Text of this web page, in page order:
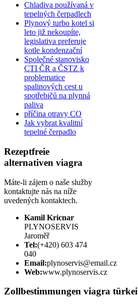
Chladiva používaná v
tepelných čerpadlech
Plynový turbo kotel si
leto již nekoupíte,
legislativa preferuje
kotle kondenzační
Společné stanovisko
CTI ČR a ČSTZ k
problematice
spalinových cest u
spotřebičů na plynná
paliva
příčina otravy CO
Jak vybrat kvalitní
tepelné čerpadlo
Rezeptfreie
alternativen viagra
Máte-li zájem o naše služby
kontaktujte nás na níže
uvedených kontaktech.
Kamil Kricnar
PLYNOSERVIS
Jaroměř
Tel:(+420) 603 474
040
Email:plynoservis@email.cz
Web:www.plynoservis.cz
Zollbestimmungen viagra türkei